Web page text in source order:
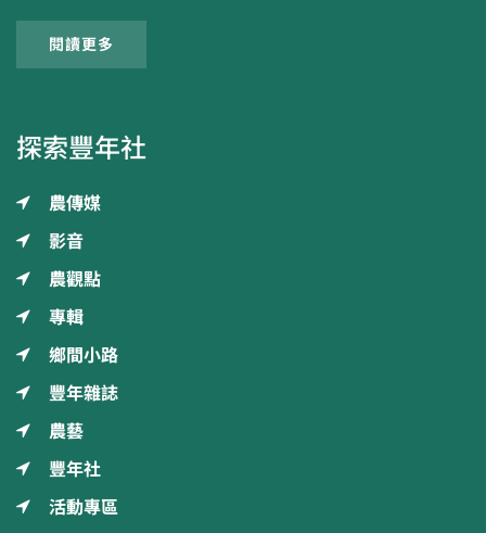
閱讀更多
探索豐年社
農傳媒
影音
農觀點
專輯
鄉間小路
豐年雜誌
農藝
豐年社
活動專區